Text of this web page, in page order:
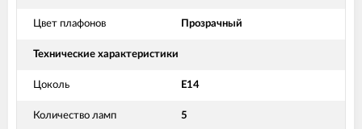
Цвет плафонов Прозрачный
Технические характеристики
Цоколь Е14
Количество ламп 5